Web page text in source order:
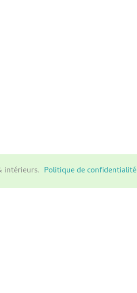
intérieurs. Politique de confidentialité